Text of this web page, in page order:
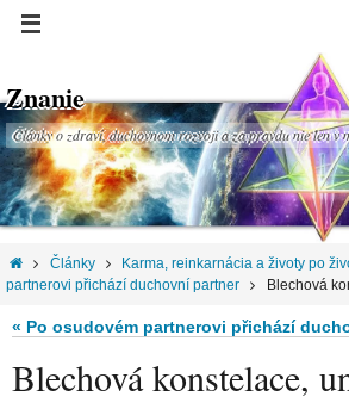
Znanie
Články o zdraví, duchovnom rozvoji a za pravdu nie len v
Články Karma, reinkarnácia a životy po
partnerovi přichází duchovní partner
Blechová
« Po osudovém partnerovi přichází
Blechová konstelace,